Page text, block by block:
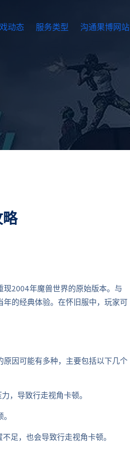
动态 服务类型 沟通果博网站
2004年魔兽世界的原始版本。与
的经典体验。在怀旧服中，玩家可
因可能有多种，主要包括以下几个
，导致行走视角卡顿。
足，也会导致行走视角卡顿。